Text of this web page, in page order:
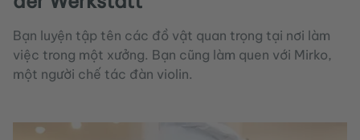
Bạn luyện tập tên các đồ vật quan trọng tại nơi làm
việc trong một xưởng. Bạn cũng làm quen với Mirko,
một người chế tác đàn violin.